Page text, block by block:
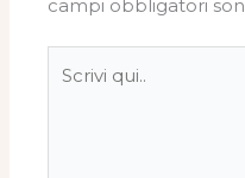
campi obbligatori
qui..